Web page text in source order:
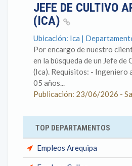
JEFE DE CULTIVO
(ICA)
Ubicación: Ica |
Por encargo de nuestro
en la búsqueda de un Jefe
(Ica). Requisitos: - Ingeniero
05 años...
Publicación: 23/06/2026 -
TOP DEPARTAMENTOS
Empleos Arequipa